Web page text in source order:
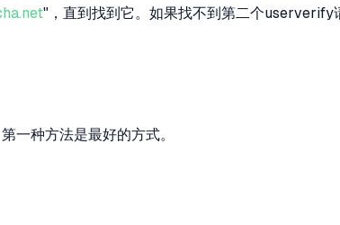
"，直到找到它。如果找不到第二个
一种方法是最好的方式。